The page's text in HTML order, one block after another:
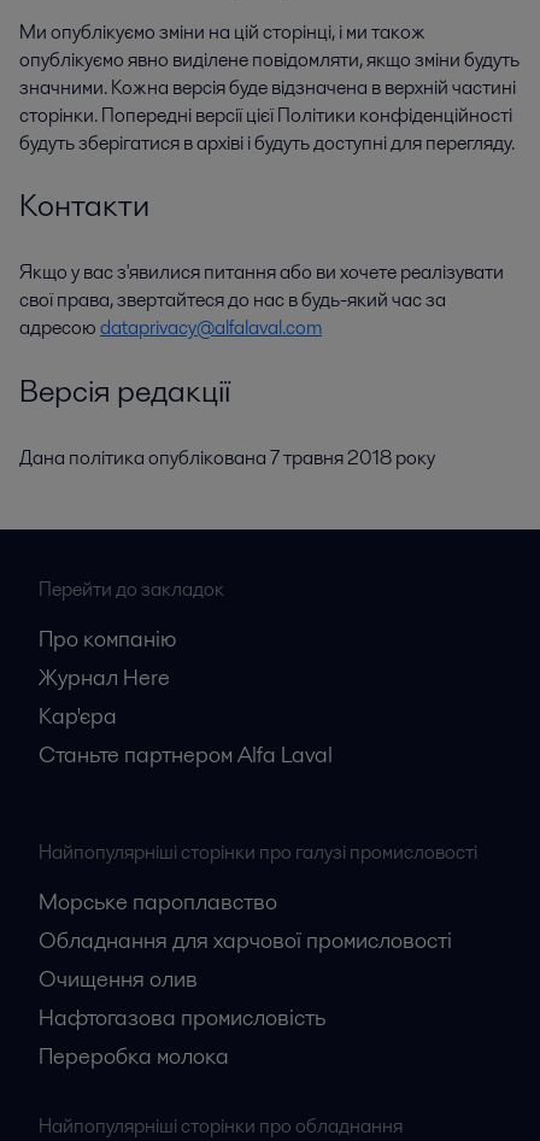
Ми опублікуємо зміни на цій сторінці, і ми також
опублікуємо явно виділене повідомляти, якщо зміни будуть
значними. Кожна версія буде відзначена в верхній частині
сторінки. Попередні версії цієї Політики конфіденційності
будуть зберігатися в архіві і будуть доступні для перегляду.
Контакти
Якщо у вас з'явилися питання або ви хочете реалізувати
свої права, звертайтеся до нас в будь-який час за
адресоюdataprivacy@alfalaval.com
Версія редакції
Дана політика опублікована 7 травня 2018 року
Перейти до закладок
Про компанію
Журнал Here
Кар'єрa
Станьте партнером Alfa Laval
Найпопулярніші сторінки про галузі промисловості
Морське пароплавство
Обладнання для харчової промисловості
Очищення олив
Нафтогазова промисловість
Переробка молока
Найпопулярніші сторінки про обладнання